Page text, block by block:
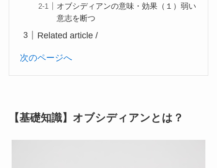
オブシディアンの意味・効果（１）弱い
意志を断つ
Related article /
次のページへ
【基礎知識】オブシディアンとは？